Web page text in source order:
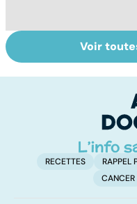
Comment tenir
ses bonnes
Voir
RECETTES RAPPEL
CANCER